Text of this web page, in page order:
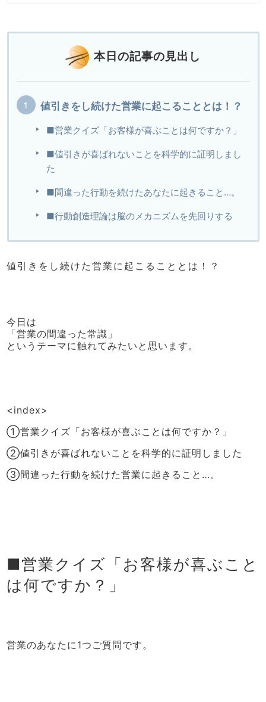
本日の記事の見出し
値引きをし続けた営業に起こることとは！？
■営業クイズ「お客様が喜ぶことは何ですか？」
■値引きが喜ばれないことを科学的に証明しまし
た
■間違った行動を続けたあなたに起きること…。
■行動創造理論は脳のメカニズムを先回りする
値引きをし続けた営業に起こることとは！？
今日は
「営業の間違った常識」
というテーマに触れてみたいと思います。
<index>
①営業クイズ「お客様が喜ぶことは何ですか？」
②値引きが喜ばれないことを科学的に証明しました
③間違った行動を続けた営業に起きること…。
■営業クイズ「お客様が喜ぶこと
は何ですか？」
営業のあなたに1つご質問です。